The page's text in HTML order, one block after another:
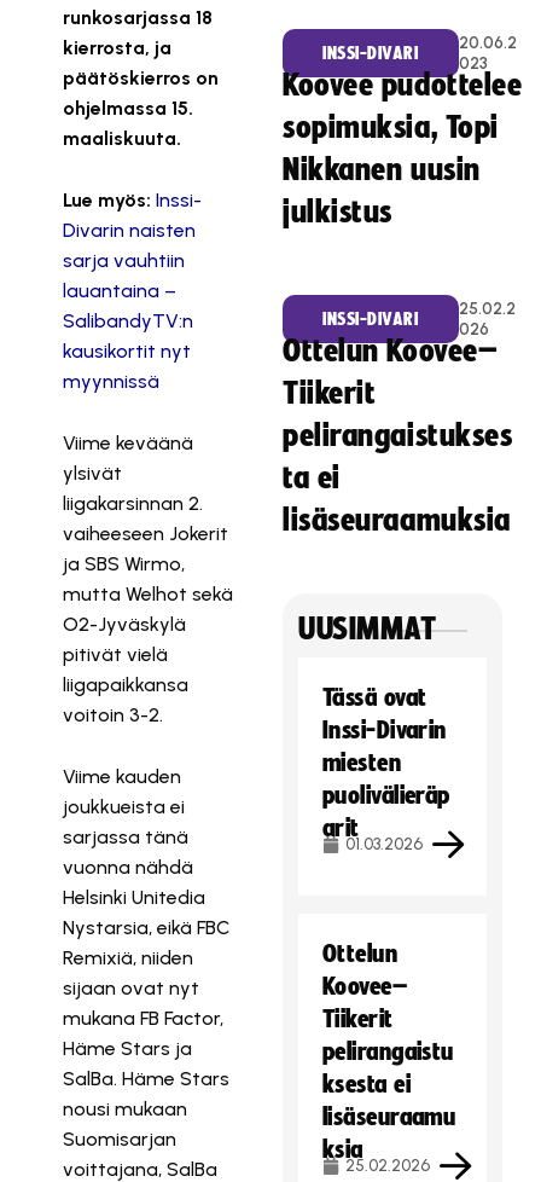
runkosarjassa 18
kierrosta, ja
päätöskierros on
ohjelmassa 15.
maaliskuuta.
Lue myös: Inssi-
Divarin naisten
sarja vauhtiin
lauantaina –
SalibandyTV:n
kausikortit nyt
myynnissä
Viime keväänä
ylsivät
liigakarsinnan 2.
vaiheeseen Jokerit
ja SBS Wirmo,
mutta Welhot sekä
O2-Jyväskylä
pitivät vielä
liigapaikkansa
voitoin 3-2.
Viime kauden
joukkueista ei
sarjassa tänä
vuonna nähdä
Helsinki Unitedia
Nystarsia, eikä FBC
Remixiä, niiden
sijaan ovat nyt
mukana FB Factor,
Häme Stars ja
SalBa. Häme Stars
nousi mukaan
Suomisarjan
voittajana, SalBa
INSSI-DIVARI
20.06.2
023
Koovee pudottelee
sopimuksia, Topi
Nikkanen uusin
julkistus
INSSI-DIVARI
25.02.2
026
Ottelun Koovee–
Tiikerit
pelirangaistukses
ta ei
lisäseuraamuksia
UUSIMMAT
Tässä ovat
Inssi-Divarin
miesten
puolivälieräp
arit
01.03.2026
Ottelun
Koovee–
Tiikerit
pelirangaistu
ksesta ei
lisäseuraamu
ksia
25.02.2026